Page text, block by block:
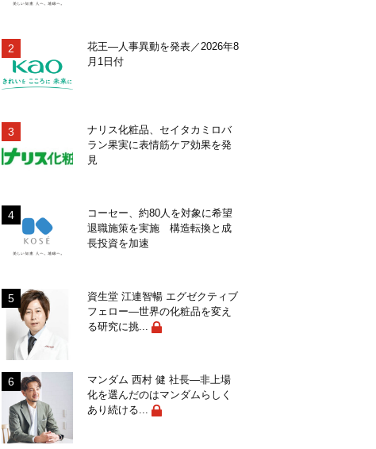
花王―人事異動を発表／2026年8
月1日付
ナリス化粧品、セイタカミロバ
ラン果実に表情筋ケア効果を発
見
コーセー、約80人を対象に希望
退職施策を実施 構造転換と成
長投資を加速
資生堂 江連智暢 エグゼクティブ
フェロー―世界の化粧品を変え
る研究に挑...
マンダム 西村 健 社長―非上場
化を選んだのはマンダムらしく
あり続ける...